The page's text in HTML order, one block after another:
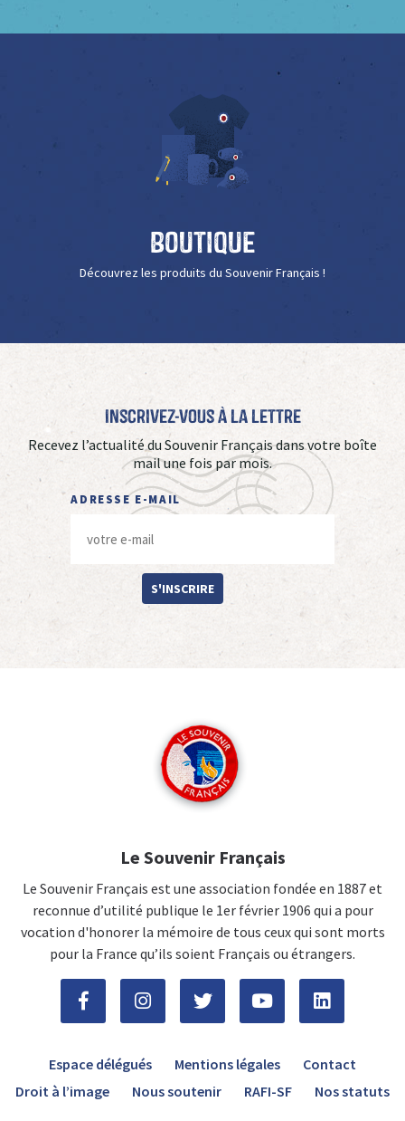
Boutique
Découvrez les produits du Souvenir Français !
Inscrivez-vous à La Lettre
Recevez l’actualité du Souvenir Français dans votre boîte
mail une fois par mois.
ADRESSE E-MAIL
S'INSCRIRE
Le Souvenir Français
Le Souvenir Français est une association fondée en 1887 et
reconnue d’utilité publique le 1er février 1906 qui a pour
vocation d'honorer la mémoire de tous ceux qui sont morts
pour la France qu’ils soient Français ou étrangers.
Espace délégués Mentions légales
Contact
Droit à l’image
Nous soutenir RAFI-SF Nos statuts